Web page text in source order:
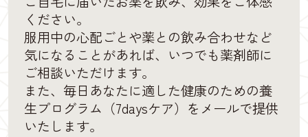
ください。
服用中の心配ごとや薬との飲み合わせなど
気になることがあれば、いつでも薬剤師に
ご相談いただけます。
また、毎日あなたに適した健康のための養
生プログラム（7daysケア）をメールで提供
いたします。